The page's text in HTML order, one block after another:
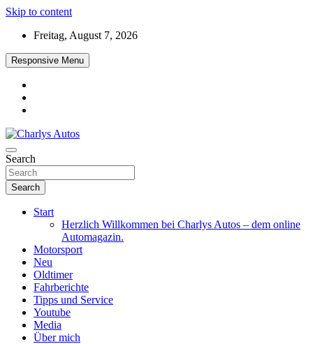
Skip to content
Freitag, August 7, 2026
Responsive Menu
Charlys Autos
Das neue Automagazin – global. regional. informativ. interaktiv
Search
Search
Start
Herzlich Willkommen bei Charlys Autos – dem online
Automagazin.
Motorsport
Neu
Oldtimer
Fahrberichte
Tipps und Service
Youtube
Media
Über mich